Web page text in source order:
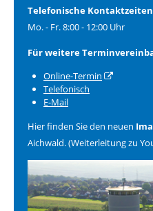
Telefonische
Mo. - Fr. 8:00 - 12:00 Uhr
Für weitere
Online-Termin
Telefonisch
E-Mail
Hier finden Sie den neuen
Aichwald. (Weiterleitung zu